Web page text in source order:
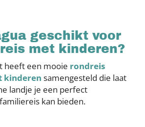
geschikt voor
met kinderen?
heeft een mooie rondreis
kinderen samengesteld die laat
landje je een perfect
kan bieden.